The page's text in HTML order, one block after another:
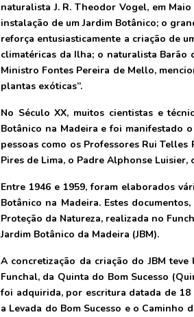
naturalista J. R. Theodor Vogel, em
instalação de um Jardim Botânico; o
reforça entusiasticamente a criação de
climatéricas da Ilha; o naturalista Barão
Ministro Fontes Pereira de Mello,
plantas exóticas”.
No Século XX, muitos cientistas e
Botânico na Madeira e foi manifestado
pessoas como os Professores Rui
Pires de Lima, o Padre Alphonse Luisier,
Entre 1946 e 1959, foram elaborados
Botânico na Madeira. Estes
Proteção da Natureza, realizada no
Jardim Botânico da Madeira (JBM).
A concretização da criação do JBM
Funchal, da Quinta do Bom Sucesso
foi adquirida, por escritura datada de 18
a Levada do Bom Sucesso e o Caminho